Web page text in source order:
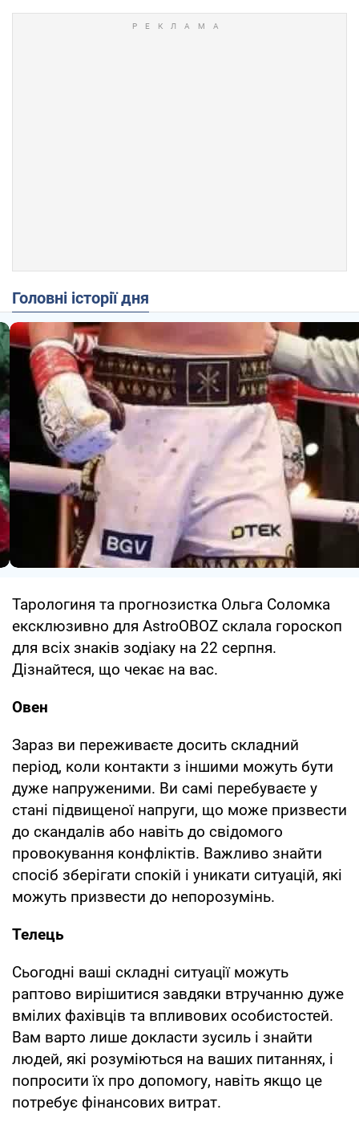
Головні історії дня
Тарологиня та прогнозистка Ольга Соломка
ексклюзивно для AstroOBOZ склала гороскоп
для всіх знаків зодіаку на 22 серпня.
Дізнайтеся, що чекає на вас.
Овен
Зараз ви переживаєте досить складний
період, коли контакти з іншими можуть бути
дуже напруженими. Ви самі перебуваєте у
стані підвищеної напруги, що може призвести
до скандалів або навіть до свідомого
провокування конфліктів. Важливо знайти
спосіб зберігати спокій і уникати ситуацій, які
можуть призвести до непорозумінь.
Телець
Сьогодні ваші складні ситуації можуть
раптово вирішитися завдяки втручанню дуже
вмілих фахівців та впливових особистостей.
Вам варто лише докласти зусиль і знайти
людей, які розуміються на ваших питаннях, і
попросити їх про допомогу, навіть якщо це
потребує фінансових витрат.